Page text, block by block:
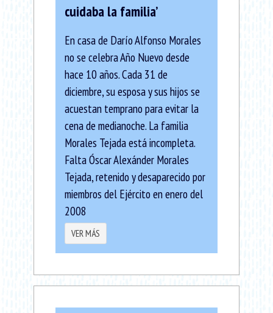
cuidaba la familia’
En casa de Darío Alfonso Morales
no se celebra Año Nuevo desde
hace 10 años. Cada 31 de
diciembre, su esposa y sus hijos se
acuestan temprano para evitar la
cena de medianoche. La familia
Morales Tejada está incompleta.
Falta Óscar Alexánder Morales
Tejada, retenido y desaparecido por
miembros del Ejército en enero del
2008
VER MÁS